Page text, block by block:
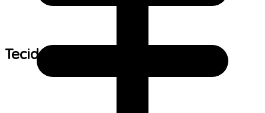
Tecido: